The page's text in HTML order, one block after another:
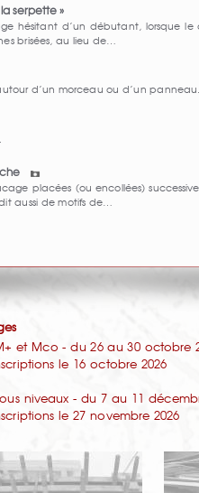
serpette »
hésitant d’un débutant, lorsque le
brisées, au lieu de…
d’un morceau ou d’un panneau.
placées (ou encollées)
aussi de motifs de…
et Mco - du 26 au 30 octobre
le 16 octobre 2026
niveaux - du 7 au 11
le 27 novembre 2026